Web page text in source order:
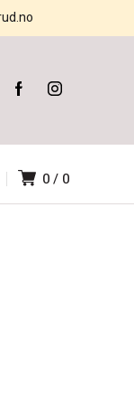
0 0